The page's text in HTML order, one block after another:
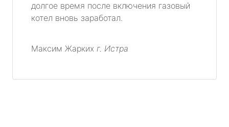
долгое время после включения газовый
котел вновь заработал.
Максим Жарких г. Истра